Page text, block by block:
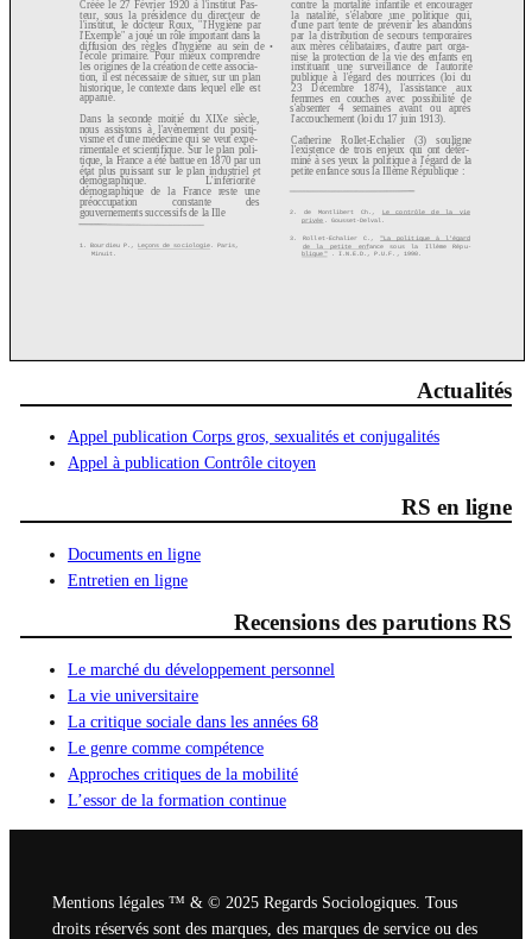
Actualités
Appel publication Corps gros, sexualités et conjugalités
Appel à publication Contrôle citoyen
RS en ligne
Documents en ligne
Entretien en ligne
Recensions des parutions RS
Le marché du développement personnel
La vie universitaire
La critique sociale dans les années 68
Le genre comme compétence
Approches critiques de la mobilité
L’essor de la formation continue
Mentions légales ™ & © 2025 Regards Sociologiques. Tous
droits réservés sont des marques, des marques de service ou des